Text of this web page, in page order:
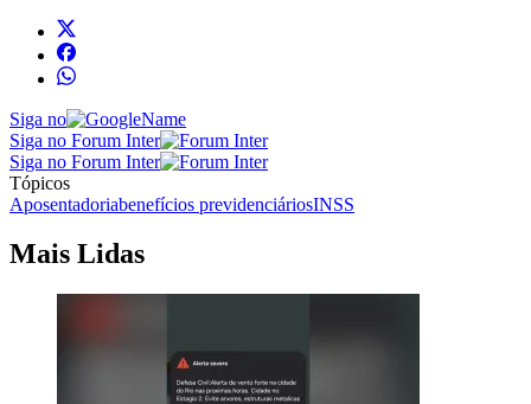
Siga no
Siga no Forum Inter
Siga no Forum Inter
Tópicos
Aposentadoriabenefícios previdenciáriosINSS
Mais Lidas